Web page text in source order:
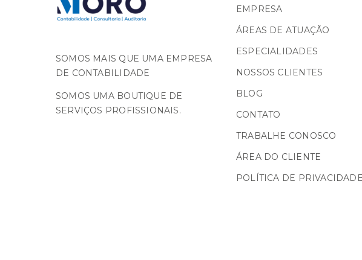
SOMOS MAIS QUE UMA EMPRESA
DE CONTABILIDADE
SOMOS UMA BOUTIQUE DE
SERVIÇOS PROFISSIONAIS.
EMPRESA
ÁREAS DE ATUAÇÃO
ESPECIALIDADES
NOSSOS CLIENTES
BLOG
CONTATO
TRABALHE CONOSCO
ÁREA DO CLIENTE
POLÍTICA DE PRIVACIDADE